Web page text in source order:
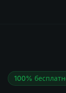
100%